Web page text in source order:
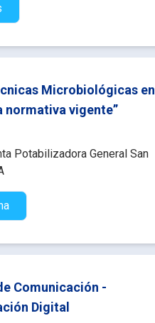
Microbiológicas en
normativa vigente”
Potabilizadora General San
Comunicación -
Digital